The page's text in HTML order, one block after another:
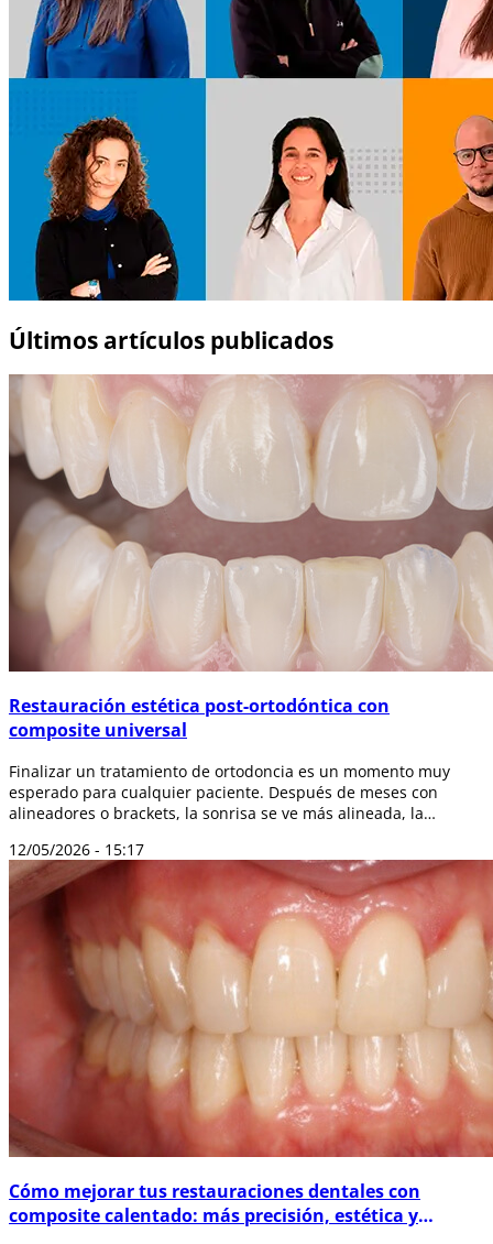
Últimos artículos publicados
Restauración estética post-ortodóntica con
composite universal
Finalizar un tratamiento de ortodoncia es un momento muy
esperado para cualquier paciente. Después de meses con
alineadores o brackets, la sonrisa se ve más alineada, la
12/05/2026 - 15:17
Cómo mejorar tus restauraciones dentales con
composite calentado: más precisión, estética y